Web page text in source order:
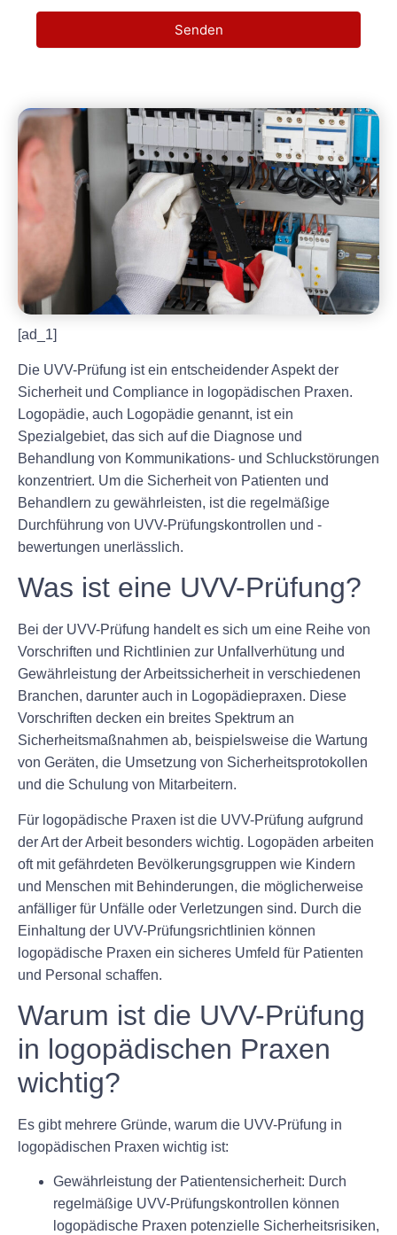
Senden
[ad_1]
Die UVV-Prüfung ist ein entscheidender Aspekt der
Sicherheit und Compliance in logopädischen Praxen.
Logopädie, auch Logopädie genannt, ist ein
Spezialgebiet, das sich auf die Diagnose und
Behandlung von Kommunikations- und Schluckstörungen
konzentriert. Um die Sicherheit von Patienten und
Behandlern zu gewährleisten, ist die regelmäßige
Durchführung von UVV-Prüfungskontrollen und -
bewertungen unerlässlich.
Was ist eine UVV-Prüfung?
Bei der UVV-Prüfung handelt es sich um eine Reihe von
Vorschriften und Richtlinien zur Unfallverhütung und
Gewährleistung der Arbeitssicherheit in verschiedenen
Branchen, darunter auch in Logopädiepraxen. Diese
Vorschriften decken ein breites Spektrum an
Sicherheitsmaßnahmen ab, beispielsweise die Wartung
von Geräten, die Umsetzung von Sicherheitsprotokollen
und die Schulung von Mitarbeitern.
Für logopädische Praxen ist die UVV-Prüfung aufgrund
der Art der Arbeit besonders wichtig. Logopäden arbeiten
oft mit gefährdeten Bevölkerungsgruppen wie Kindern
und Menschen mit Behinderungen, die möglicherweise
anfälliger für Unfälle oder Verletzungen sind. Durch die
Einhaltung der UVV-Prüfungsrichtlinien können
logopädische Praxen ein sicheres Umfeld für Patienten
und Personal schaffen.
Warum ist die UVV-Prüfung
in logopädischen Praxen
wichtig?
Es gibt mehrere Gründe, warum die UVV-Prüfung in
logopädischen Praxen wichtig ist:
Gewährleistung der Patientensicherheit: Durch
regelmäßige UVV-Prüfungskontrollen können
logopädische Praxen potenzielle Sicherheitsrisiken,